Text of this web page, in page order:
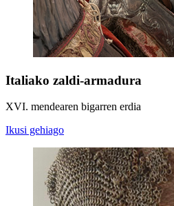
Italiako zaldi-armadura
XVI. mendearen bigarren erdia
Ikusi gehiago